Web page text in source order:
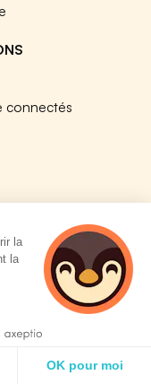
connectés
la
la
OK pour moi
5 personnes
consultent
actuellement cette